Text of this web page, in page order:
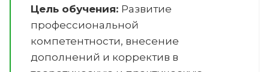
Цель обучения: Развитие
профессиональной
компетентности, внесение
дополнений и корректив в